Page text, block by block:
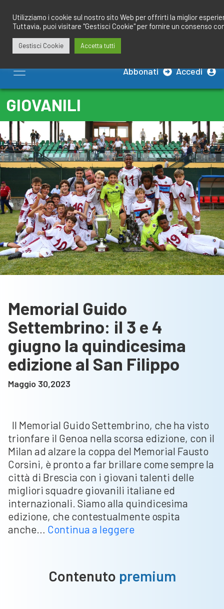
contenuto
Abbonati Accedi
GIOVANILI
Memorial Guido
Settembrino: il 3 e 4
giugno la quindicesima
edizione al San Filippo
Maggio 30,2023
Il Memorial Guido Settembrino, che ha visto
trionfare il Genoa nella scorsa edizione, con il
Milan ad alzare la coppa del Memorial Fausto
Corsini, è pronto a far brillare come sempre la
città di Brescia con i giovani talenti delle
migliori squadre giovanili italiane ed
internazionali. Siamo alla quindicesima
edizione, che contestualmente ospita
anche… Continua a leggereMemorial
3
Contenuto premium
Utilizziamo i cookie sul nostro sito Web per offrirti la miglior
Tuttavia, puoi visitare "Gestisci Cookie" per fornire un consenso
Gestisci Cookie Accetta tutti